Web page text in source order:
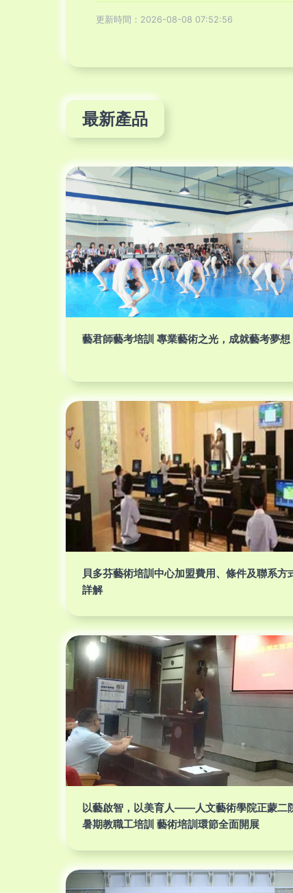
更新時間：2026-08-08 07:52:56
最新產品
藝君師藝考培訓 專業藝術之光，成就藝考夢想
貝多芬藝術培訓中心加盟費用、條件及聯系方
詳解
以藝啟智，以美育人——人文藝術學院正蒙二
暑期教職工培訓 藝術培訓環節全面開展